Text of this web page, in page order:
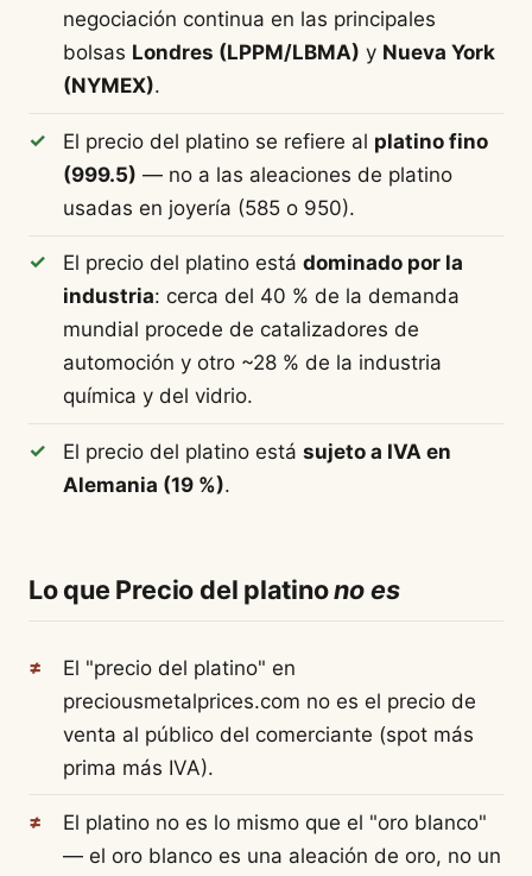
negociación continua en las principales
bolsas Londres (LPPM/LBMA) y Nueva York
(NYMEX).
El precio del platino se refiere al platino fino
(999.5) — no a las aleaciones de platino
usadas en joyería (585 o 950).
El precio del platino está dominado por la
industria: cerca del 40 % de la demanda
mundial procede de catalizadores de
automoción y otro ~28 % de la industria
química y del vidrio.
El precio del platino está sujeto a IVA en
Alemania (19 %).
Lo que Precio del platinono es
El "precio del platino" en
preciousmetalprices.com no es el precio de
venta al público del comerciante (spot más
prima más IVA).
El platino no es lo mismo que el "oro blanco"
— el oro blanco es una aleación de oro, no un